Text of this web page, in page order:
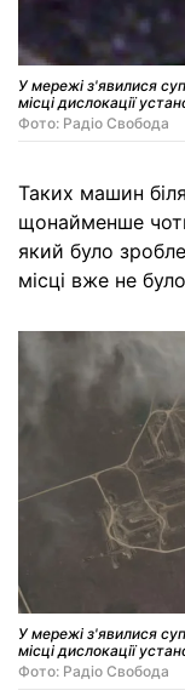
У мережі з'явилися
місці дислокації
Фото: Радіо Свобода
Таких машин
щонайменше
який було
місці вже не
У мережі з'явилися
місці дислокації
Фото: Радіо Свобода